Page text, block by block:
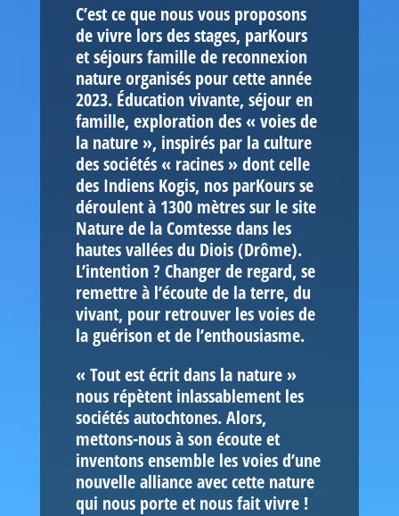
C’est ce que nous vous proposons
de vivre lors des stages, parKours
et séjours famille de reconnexion
nature organisés pour cette année
2023. Éducation vivante, séjour en
famille, exploration des « voies de
la nature », inspirés par la culture
des sociétés « racines » dont celle
des Indiens Kogis, nos parKours se
déroulent à 1300 mètres sur le site
Nature de la Comtesse dans les
hautes vallées du Diois (Drôme).
L’intention ? Changer de regard, se
remettre à l’écoute de la terre, du
vivant, pour retrouver les voies de
la guérison et de l’enthousiasme.
« Tout est écrit dans la nature »
nous répètent inlassablement les
sociétés autochtones. Alors,
mettons-nous à son écoute et
inventons ensemble les voies d’une
nouvelle alliance avec cette nature
qui nous porte et nous fait vivre !